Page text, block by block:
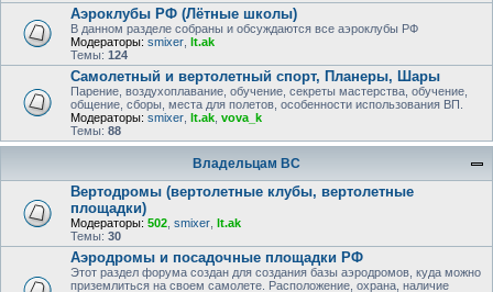
Аэроклубы РФ (Лётные школы)
В данном разделе собраны и обсуждаются все аэроклубы РФ
Модераторы: smixer lt.ak
Темы: 124
Самолетный и вертолетный спорт, Планеры, Шары
Парение, воздухоплавание, обучение, секреты мастерства, обучение,
общение, сборы, места для полетов, особенности использования ВП.
Модераторы: smixer lt.ak vova_k
Темы: 88
Владельцам ВС
Вертодромы (вертолетные клубы, вертолетные
площадки)
Модераторы: 502 smixer lt.ak
Темы: 30
Аэродромы и посадочные площадки РФ
Этот раздел форума создан для создания базы аэродромов, куда можно
приземлиться на своем самолете. Расположение, охрана, наличие